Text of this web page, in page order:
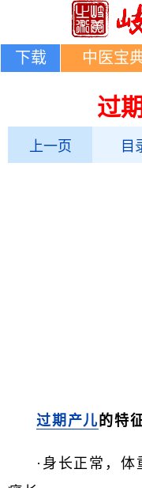
下载 中医宝
过
上一页 目
过期产儿 的特
·身长正常，体